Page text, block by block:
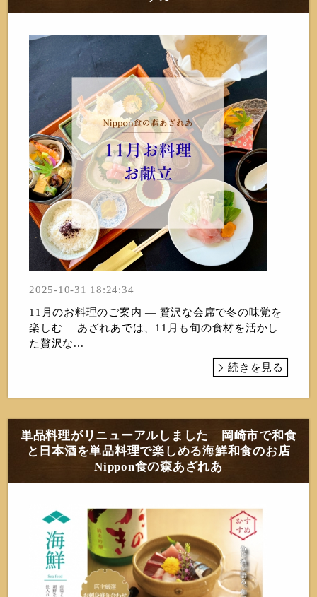
2025-10-31 18:24:34
11月のお料理のご案内 — 贅沢な会席で冬の味覚を
楽しむ —あざれあでは、11月も旬の食材を活かし
た贅沢な...
続きを見る
単品料理がリニューアルしました 岡崎市で和食
と日本酒を単品料理で楽しめる海鮮和食のお店
Nippon食の森あざれあ